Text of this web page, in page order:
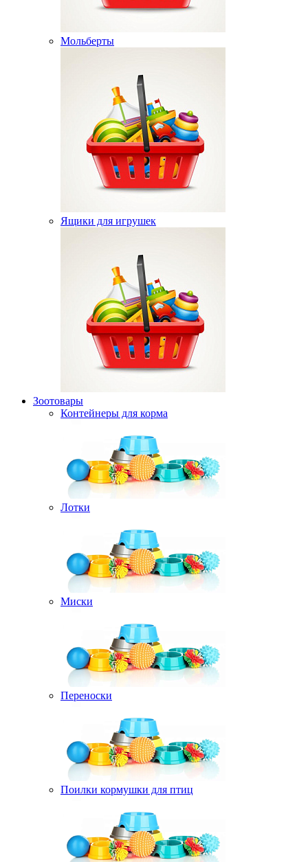
Мольберты
Ящики для игрушек
Зоотовары
Контейнеры для корма
Лотки
Миски
Переноски
Поилки кормушки для птиц